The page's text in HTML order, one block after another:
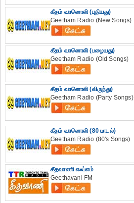
கீதம் வானொலி (புதியது)
Geetham Radio (New Songs)
கீதம் வானொலி (பழையது)
Geetham Radio (Old Songs)
கீதம் வானொலி (விருந்து)
Geetham Radio (Party Songs)
கீதம் வானொலி (80 பாடல்)
Geetham Radio (80's Songs)
கீதவாணி எஃப்எம்
Geethavani FM